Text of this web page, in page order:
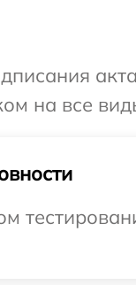
на все